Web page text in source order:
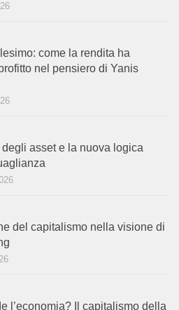
come la rendita ha
nel pensiero di Yanis
degli asset e la nuova logica
del capitalismo nella visione di
l’economia? Il capitalismo della